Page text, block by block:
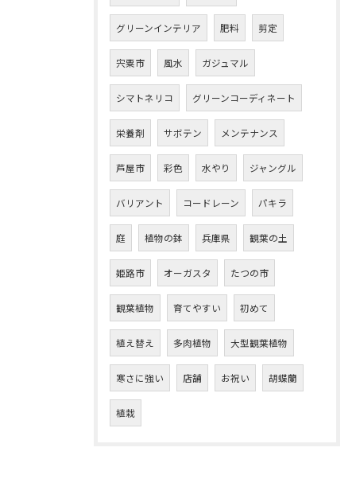
グリーンインテリア 肥料 剪定
宍粟市 風水 ガジュマル
シマトネリコ グリーンコーディネート
栄養剤 サボテン メンテナンス
芦屋市 彩色 水やり ジャングル
バリアント コードレーン パキラ
庭 植物の鉢 兵庫県 観葉の土
姫路市 オーガスタ たつの市
観葉植物 育てやすい 初めて
植え替え 多肉植物 大型観葉植物
寒さに強い 店舗 お祝い 胡蝶蘭
植栽